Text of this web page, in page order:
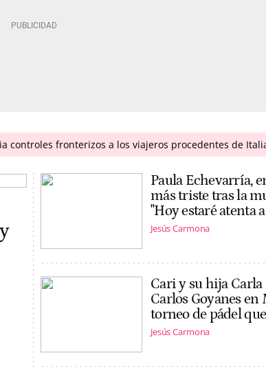
controles fronterizos a los viajeros procedentes de
Paula Echevarría,
más triste tras la
"Hoy estaré atenta
Jesús Carmona
Cari y su hija
Carlos Goyanes en
torneo de pádel
Jesús Carmona